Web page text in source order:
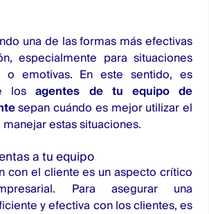
una de las formas más efectivas
especialmente para situaciones
o emotivas. En este sentido, es
losagentes de tu equipo de
sepan cuándo es mejor utilizar el
estas situaciones.
a tu equipo
con el cliente es un aspecto crítico
Para asegurar una
y efectiva con los clientes, es